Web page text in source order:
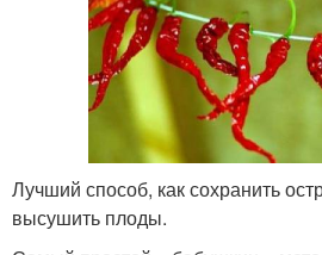
Лучший способ, как сохранить
высушить плоды.